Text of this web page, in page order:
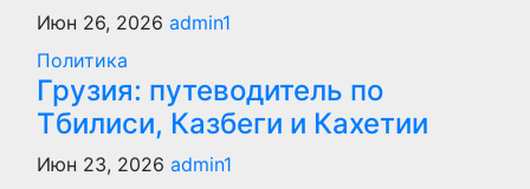
Июн 26, 2026 admin1
Политика
Грузия: путеводитель по
Тбилиси, Казбеги и Кахетии
Июн 23, 2026 admin1